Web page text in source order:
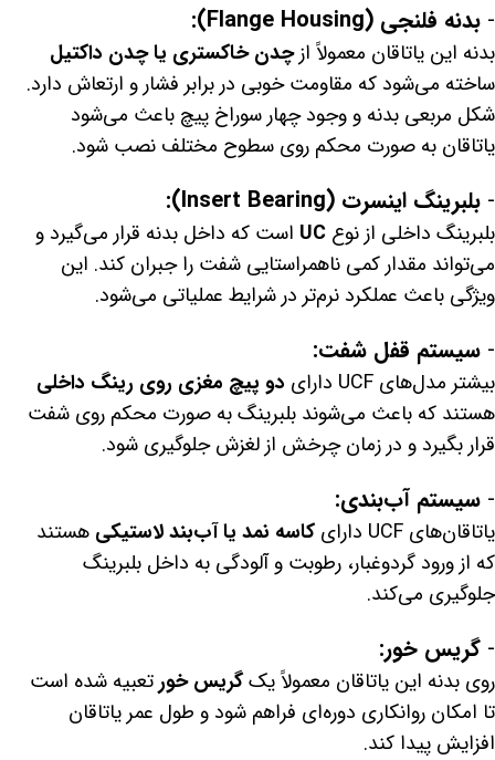
-بدنه فلنجی (Flange Housing):
بدنه این یاتاقان معمولاً ازچدن خاکستری یا چدن داکتیل
ساخته می‌شود که مقاومت خوبی در برابر فشار و ارتعاش دارد.
شکل مربعی بدنه و وجود چهار سوراخ پیچ باعث می‌شود
یاتاقان به صورت محکم روی سطوح مختلف نصب شود.
-بلبرینگ اینسرت (Insert Bearing):
بلبرینگ داخلی از نوعUC است که داخل بدنه قرار می‌گیرد و
می‌تواند مقدار کمی ناهمراستایی شفت را جبران کند. این
ویژگی باعث عملکرد نرم‌تر در شرایط عملیاتی می‌شود.
-سیستم قفل شفت:
بیشتر مدل‌های UCF دارای
دو پیچ مغزی روی رینگ داخلی
هستند که باعث می‌شوند بلبرینگ به صورت محکم روی شفت
قرار بگیرد و در زمان چرخش از لغزش جلوگیری شود.
-سیستم آب‌بندی:
یاتاقان‌های UCF دارای کاسه نمد یا آب‌بند لاستیکی هستند
که از ورود گردوغبار، رطوبت و آلودگی به داخل بلبرینگ
جلوگیری می‌کند.
-گریس خور:
روی بدنه این یاتاقان معمولاً یکگریس خورتعبیه شده است
تا امکان روانکاری دوره‌ای فراهم شود و طول عمر یاتاقان
افزایش پیدا کند.